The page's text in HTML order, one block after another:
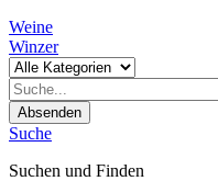
Weine
Winzer
Absenden
Suche
Suchen und Finden